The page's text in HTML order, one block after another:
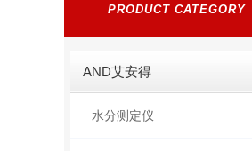
PRODUCT CATEGORY
AND艾安得
水分测定仪